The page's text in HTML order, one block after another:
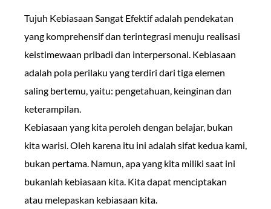
Tujuh Kebiasaan Sangat Efektif adalah pendekatan
yang komprehensif dan terintegrasi menuju realisasi
keistimewaan pribadi dan interpersonal. Kebiasaan
adalah pola perilaku yang terdiri dari tiga elemen
saling bertemu, yaitu: pengetahuan, keinginan dan
keterampilan.
Kebiasaan yang kita peroleh dengan belajar, bukan
kita warisi. Oleh karena itu ini adalah sifat kedua kami,
bukan pertama. Namun, apa yang kita miliki saat ini
bukanlah kebiasaan kita. Kita dapat menciptakan
atau melepaskan kebiasaan kita.